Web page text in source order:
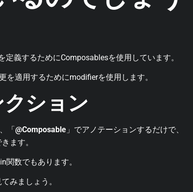
義するためにComposablesを使用しています。
適用するためにmodifierを使用します。
ション
「@Composable 」でアノテーションするだけで、
ます。
関数でもあります。
みましょう。